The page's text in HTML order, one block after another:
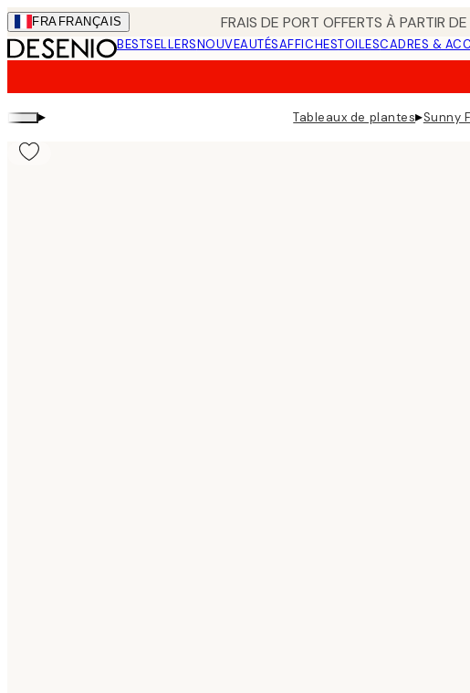
Skip
to
main
FRA FRANÇAIS FRAIS DE PORT OFFERTS À PARTIR
BESTSELLERSNOUVEAUTÉSAFFICHESTOILESCADRES &
▸ Tableaux de plantes▸Sunny